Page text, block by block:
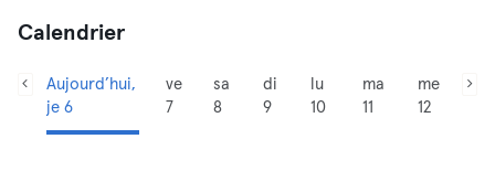
Calendrier
Aujourd’hui,
je 6
ve
7
sa
8
di
9
lu
10
ma
11
me
12